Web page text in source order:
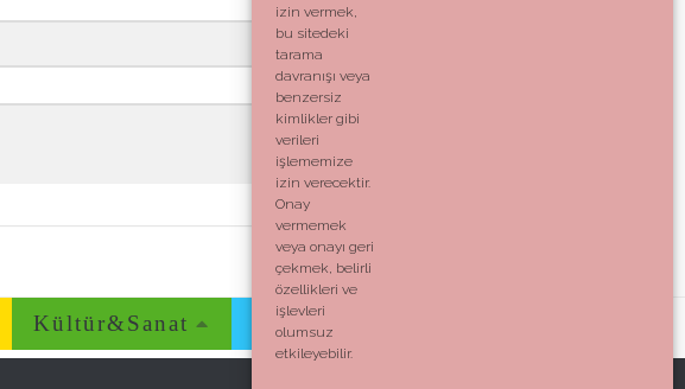
izin vermek,
bu sitedeki
tarama
davranışı veya
benzersiz
kimlikler gibi
verileri
işlememize
izin verecektir.
Onay
vermemek
veya onayı geri
çekmek, belirli
özellikleri ve
işlevleri
olumsuz
etkileyebilir.
Kültür&Sanat Evim